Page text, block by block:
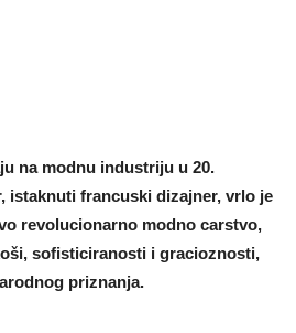
na modnu industriju u 20.
istaknuti francuski dizajner, vrlo je
revolucionarno modno carstvo,
sofisticiranosti i gracioznosti,
priznanja.